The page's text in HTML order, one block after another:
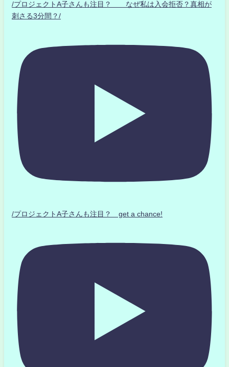
/プロジェクトA子さんも注目？ なぜ私は入会拒否？真相が
刺さる3分間？/
/プロジェクトA子さんも注目？ get a chance!